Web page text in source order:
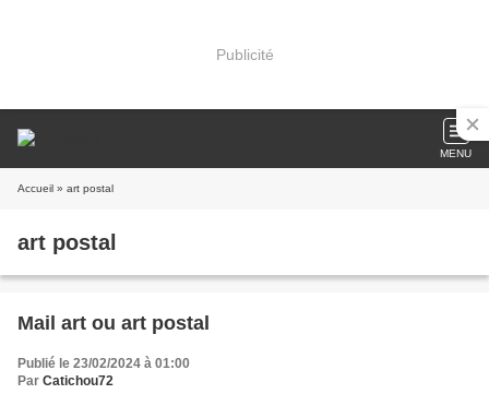
Publicité
MENU
Accueil » art postal
art postal
Mail art ou art postal
Publié le 23/02/2024 à 01:00
Par Catichou72